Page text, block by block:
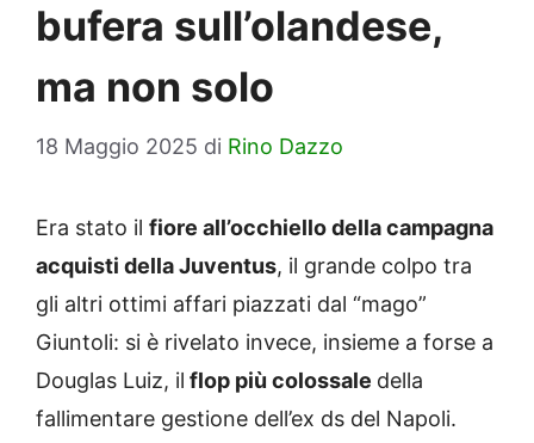
bufera sull’olandese,
ma non solo
18 Maggio 2025 di Rino Dazzo
Era stato il fiore all’occhiello della campagna
acquisti della Juventus, il grande colpo tra
gli altri ottimi affari piazzati dal “mago”
Giuntoli: si è rivelato invece, insieme a forse a
Douglas Luiz, il flop più colossale della
fallimentare gestione dell’ex ds del Napoli.